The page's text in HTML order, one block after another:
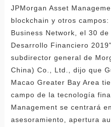
JPMorgan Asset
blockchain y otros
Business Network, el 30
Desarrollo Financiero
subdirector general de
China) Co., Ltd., dijo que
Macao Greater Bay Area
campo de la tecnología
Management se centrará
asesoramiento, apertura